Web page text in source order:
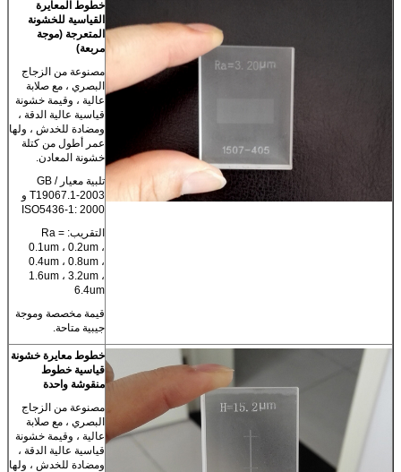
خطوط المعايرة
القياسية للخشونة
المتعرجة (موجة
مربعة)
مصنوعة من الزجاج
البصري ، مع صلابة
عالية ، وقيمة خشونة
قياسية عالية الدقة ،
ومضادة للخدش ، ولها
عمر أطول من كتلة
خشونة المعادن.
تلبية معيار GB /
T19067.1-2003 و
ISO5436-1: 2000
التقريب: Ra =
0.1um ، 0.2um ،
0.4um ، 0.8um ،
1.6um ، 3.2um ،
6.4um
قيمة مخصصة وموجة
جيبية متاحة.
خطوط معايرة خشونة
قياسية خطوط
منقوشة واحدة
مصنوعة من الزجاج
البصري ، مع صلابة
عالية ، وقيمة خشونة
قياسية عالية الدقة ،
ومضادة للخدش ، ولها